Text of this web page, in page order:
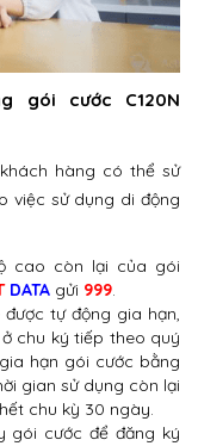
gói cước C120N
hàng có thể sử
việc sử dụng di động
cao còn lại của gói
DATA gửi 999.
tự động gia hạn,
chu ký tiếp theo quý
hạn gói cước bằng
gian sử dụng còn lại
chu kỳ 30 ngày.
gói cước để đăng ký